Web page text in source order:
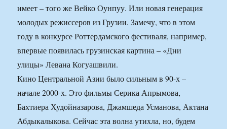
имеет – того же Вейко Оунпуу. Или новая генерация
молодых режиссеров из Грузии. Замечу, что в этом
году в конкурсе Роттердамского фестиваля, например,
впервые появилась грузинская картина – «Дни
улицы» Левана Когуашвили.
Кино Центральной Азии было сильным в 90-х –
начале 2000-х. Это фильмы Серика Апрымова,
Бахтиера Худойназарова, Джамшеда Усманова, Актана
Абдыкалыкова. Сейчас эта волна утихла, но, будем